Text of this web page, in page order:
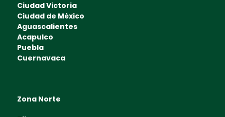
Ciudad Victoria
Ciudad de México
Aguascalientes
Acapulco
Puebla
Cuernavaca
Zona Norte